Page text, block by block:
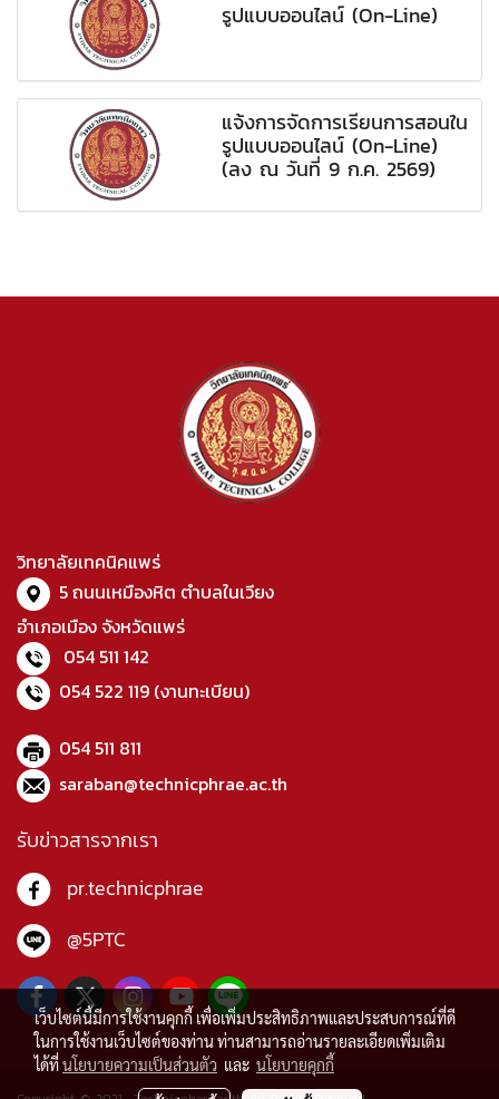
รูปแบบออนไลน์ (On-Line)
แจ้งการจัดการเรียนการสอนใน
รูปแบบออนไลน์ (On-Line)
(ลง ณ วันที่ 9 ก.ค. 2569)
วิทยาลัยเทคนิคแพร่
5 ถนนเหมืองหิต ตำบลในเวียง
อำเภอเมือง จังหวัดแพร่
054 511 142
054 522 119 (งานทะเบียน)
054 511 811
saraban@technicphrae.ac.th
รับข่าวสารจากเรา
pr.technicphrae
@5PTC
เว็บไซต์นี้มีการใช้งานคุกกี้ เพื่อเพิ่มประสิทธิภาพและประสบการณ์ที่ดี
ในการใช้งานเว็บไซต์ของท่าน ท่านสามารถอ่านรายละเอียดเพิ่มเติม
ได้ที่นโยบายความเป็นส่วนตัว และ นโยบายคุกกี้